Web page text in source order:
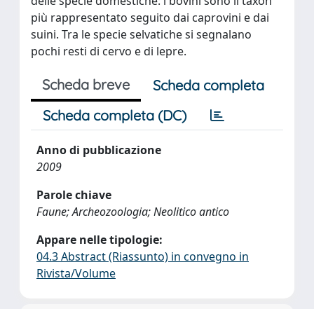
più rappresentato seguito dai caprovini e dai
suini. Tra le specie selvatiche si segnalano
pochi resti di cervo e di lepre.
Scheda breve
Scheda completa
Scheda completa (DC)
Anno di pubblicazione
2009
Parole chiave
Faune; Archeozoologia; Neolitico antico
Appare nelle tipologie:
04.3 Abstract (Riassunto) in convegno in
Rivista/Volume